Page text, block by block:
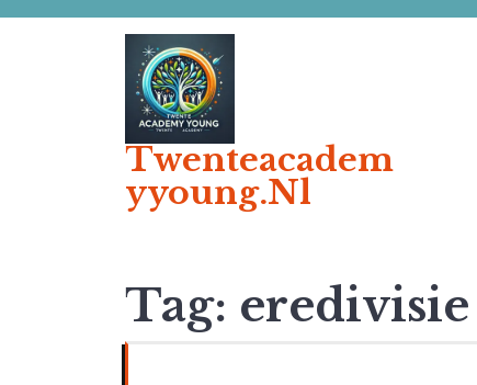
Twenteacadem
Yyoung.nl
Tag: eredivisie